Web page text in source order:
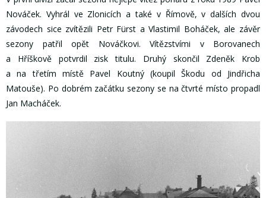
Nováček. Vyhrál ve Zlonicích a také v Římově, v dalších dvou
závodech sice zvítězili Petr Fürst a Vlastimil Boháček, ale závěr
sezony patřil opět Nováčkovi. Vítězstvími v Borovanech
a Hříškově potvrdil zisk titulu. Druhý skončil Zdeněk Krob
a na třetím místě Pavel Koutný (koupil Škodu od Jindřicha
Matouše). Po dobrém začátku sezony se na čtvrté místo propadl
Jan Macháček.